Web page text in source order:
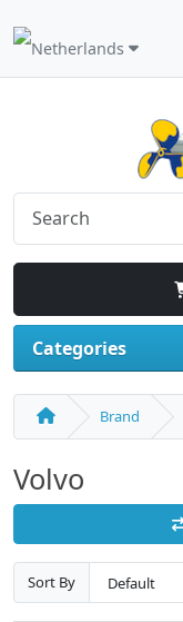
Categories
Brand
Volvo
Sort By